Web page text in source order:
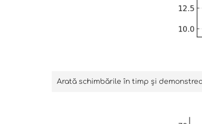
Arată schimbările în timp și